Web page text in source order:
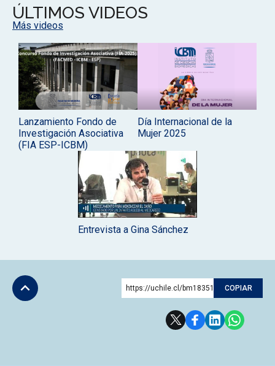
ÚLTIMOS VIDEOS
Más videos
Lanzamiento Fondo de
Investigación Asociativa
(FIA ESP-ICBM)
Día Internacional de la
Mujer 2025
Entrevista a Gina Sánchez
https://uchile.cl/bm183510 COPIAR